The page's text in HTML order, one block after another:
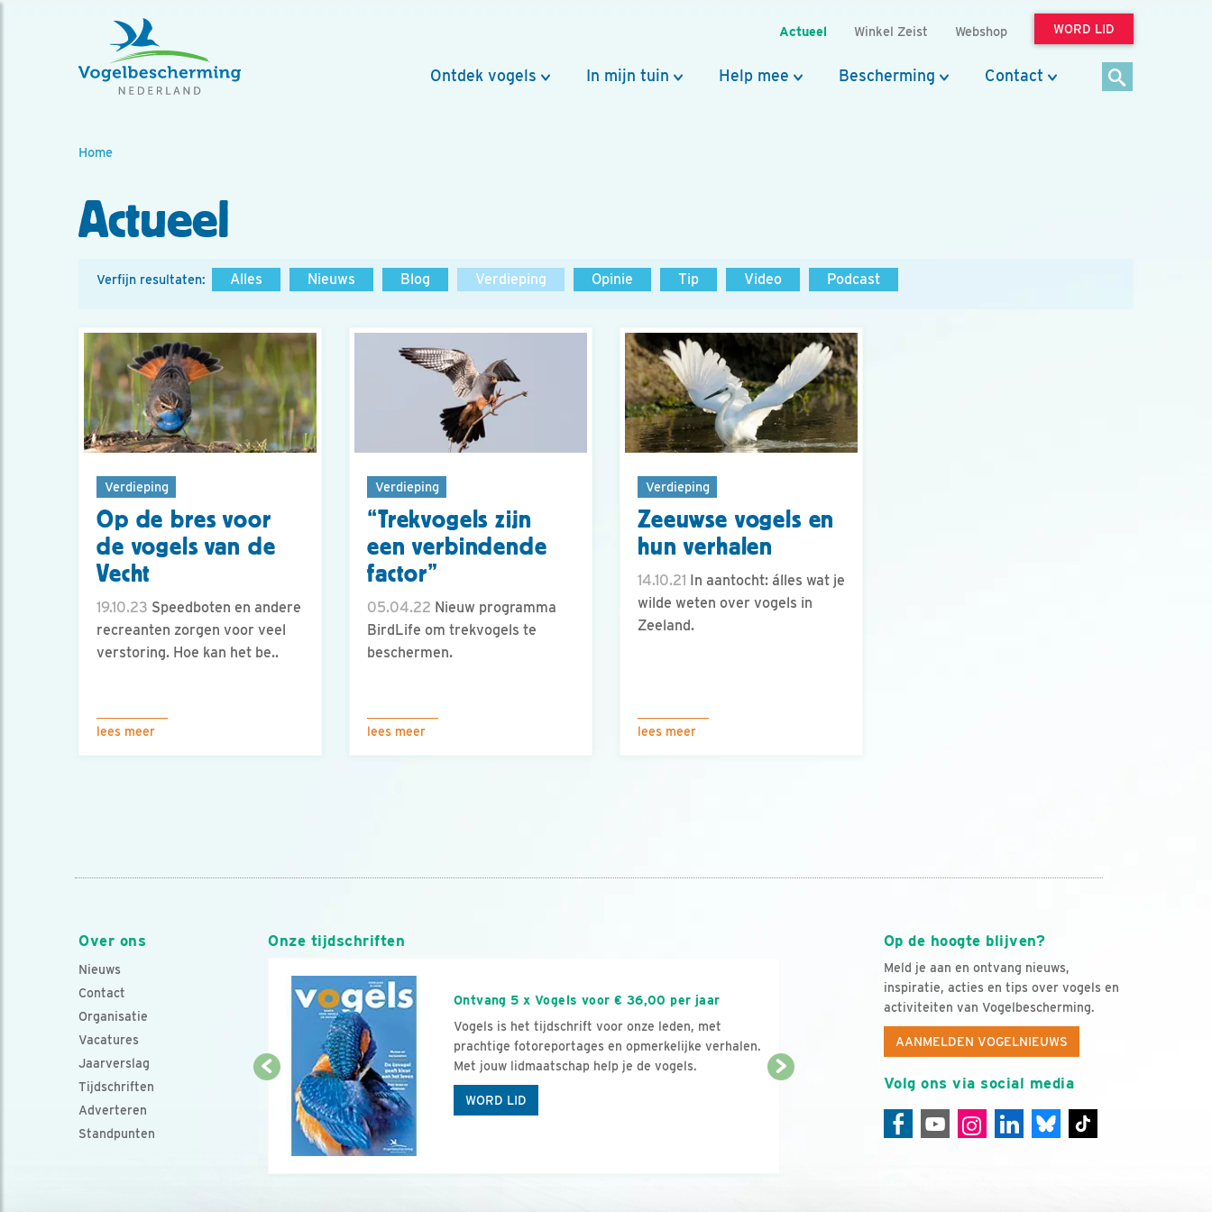
Actueel Winkel Zeist Webshop WORD LID
Ontdek vogels In mijn tuin Help mee Bescherming Contact
Home
Actueel
Verfijn resultaten: Alles Nieuws Blog Verdieping Opinie Tip Video Podcast
Verdieping
Op de bres voor
de vogels van de
Vecht
19.10.23 Speedboten en andere
recreanten zorgen voor veel
verstoring. Hoe kan het be..
lees meer
Verdieping
“Trekvogels zijn
een verbindende
factor”
05.04.22 Nieuw programma
BirdLife om trekvogels te
beschermen.
lees meer
Verdieping
Zeeuwse vogels en
hun verhalen
14.10.21
In aantocht: álles wat je
wilde weten over vogels in
Zeeland.
lees meer
Over ons
Nieuws
Contact
Organisatie
Vacatures
Jaarverslag
Tijdschriften
Adverteren
Standpunten
Op de hoogte blijven?
Meld je aan en ontvang nieuws,
inspiratie, acties en tips over vogels en
activiteiten van Vogelbescherming.
AANMELDEN VOGELNIEUWS
Volg ons via social media
Onze tijdschriften
Ontvang 5 x Vogels voor € 36,00 per jaar
Vogels is het tijdschrift voor onze leden, met
prachtige fotoreportages en opmerkelijke verhalen.
Met jouw lidmaatschap help je de vogels.
WORD LID